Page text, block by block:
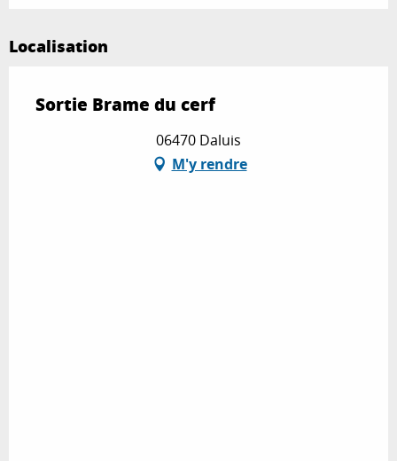
Localisation
Sortie Brame du cerf
06470 Daluis
M'y rendre